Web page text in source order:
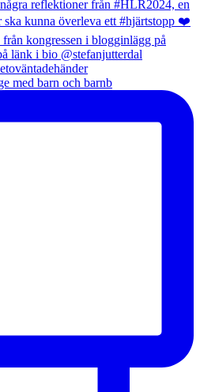
med barn och barnb